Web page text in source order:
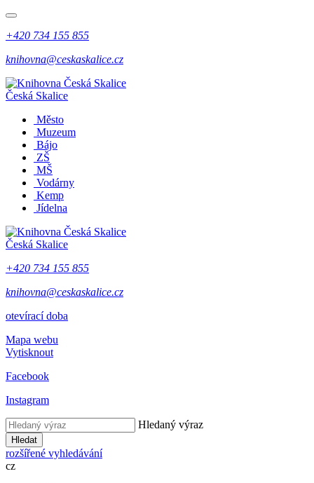
+420 734 155 855
knihovna@ceskaskalice.cz
Česká Skalice
Město
Muzeum
Bájo
ZŠ
MŠ
Vodárny
Kemp
Jídelna
Česká Skalice
+420 734 155 855
knihovna@ceskaskalice.cz
otevírací doba
Mapa webu
Vytisknout
Facebook
Instagram
Hledaný výraz
Hledat
rozšířené vyhledávání
cz